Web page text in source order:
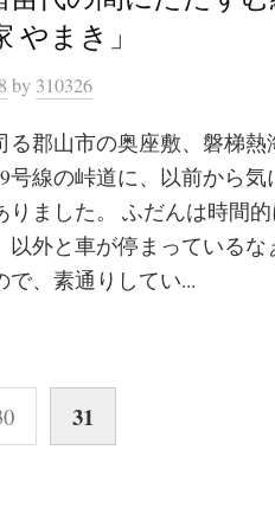
やまき」
by 310326
る郡山市の奥座敷、磐梯熱
号線の峠道に、以前から気
りました。 ふだんは時間
以外と車が停まっているな
で、素通りしてい...
31